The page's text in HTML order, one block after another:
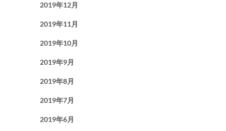
2019年12月
2019年11月
2019年10月
2019年9月
2019年8月
2019年7月
2019年6月